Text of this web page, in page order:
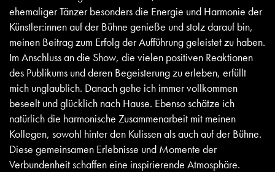
ehemaliger Tänzer besonders die Energie und Harmonie der
Künstler:innen auf der Bühne genieße und stolz darauf bin,
meinen Beitrag zum Erfolg der Aufführung geleistet zu haben.
Im Anschluss an die Show, die vielen positiven Reaktionen
des Publikums und deren Begeisterung zu erleben, erfüllt
mich unglaublich. Danach gehe ich immer vollkommen
beseelt und glücklich nach Hause. Ebenso schätze ich
natürlich die harmonische Zusammenarbeit mit meinen
Kollegen, sowohl hinter den Kulissen als auch auf der Bühne.
Diese gemeinsamen Erlebnisse und Momente der
Verbundenheit schaffen eine inspirierende Atmosphäre.